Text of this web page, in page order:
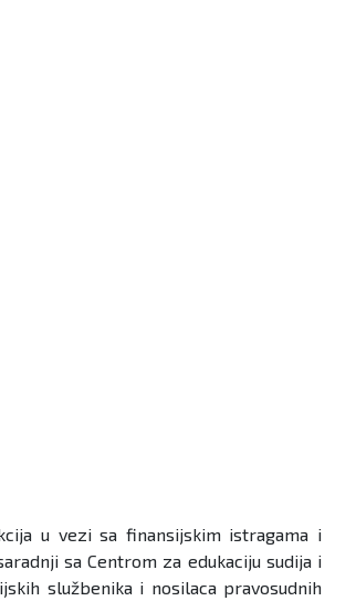
u vezi sa finansijskim istragama i
sa Centrom za edukaciju sudija i
službenika i nosilaca pravosudnih